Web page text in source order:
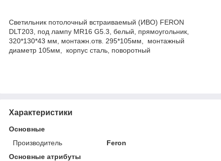
Светильник потолочный встраиваемый (ИВО) FERON
DLT203, под лампу MR16 G5.3, белый, прямоугольник,
320*130*43 мм, монтажн.отв. 295*105мм, монтажный
диаметр 105мм, корпус сталь, поворотный
Характеристики
Основные
Производитель
Feron
Основные атрибуты